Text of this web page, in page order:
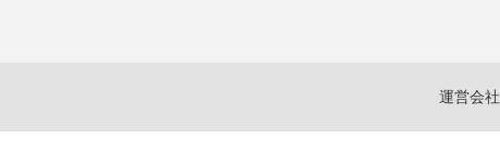
運営会社